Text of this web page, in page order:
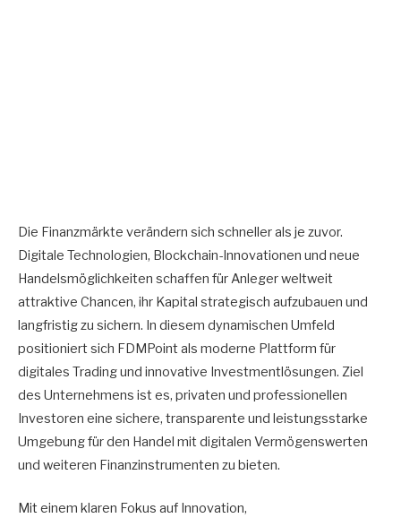
Die Finanzmärkte verändern sich schneller als je zuvor.
Digitale Technologien, Blockchain-Innovationen und neue
Handelsmöglichkeiten schaffen für Anleger weltweit
attraktive Chancen, ihr Kapital strategisch aufzubauen und
langfristig zu sichern. In diesem dynamischen Umfeld
positioniert sich FDMPoint als moderne Plattform für
digitales Trading und innovative Investmentlösungen. Ziel
des Unternehmens ist es, privaten und professionellen
Investoren eine sichere, transparente und leistungsstarke
Umgebung für den Handel mit digitalen Vermögenswerten
und weiteren Finanzinstrumenten zu bieten.
Mit einem klaren Fokus auf Innovation,